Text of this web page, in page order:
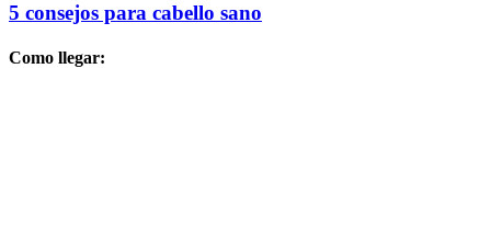
5 consejos para cabello sano
Como llegar: